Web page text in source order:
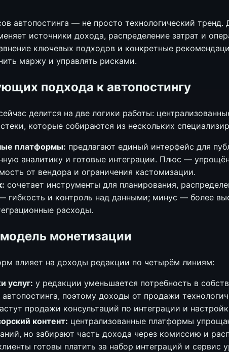
автопостинга — не просто технологический тренд.
источники дохода, распределение затрат и
ключевых подходов и конкретные
маржу и управлять рисками.
подхода к автопостингу
делится на две логики работы:
которые собираются из нескольких
платформы: предлагают единый интерфейс для
аналитику и готовые интеграции. Плюс —
от вендора и ограничения кастомизации.
сочетает инструменты для планирования,
гибкость и контроль над данными; минус — более
расходы.
монетизации
влияет на доходы редакции по четырём линиям:
услуг: у редакции уменьшается потребность в
поэтому доходы от продажи
продажи консультаций по интеграции и
контент: централизованные платформы
но забирают часть дохода через комиссию и
готовы платить за набор интеграций и сервис